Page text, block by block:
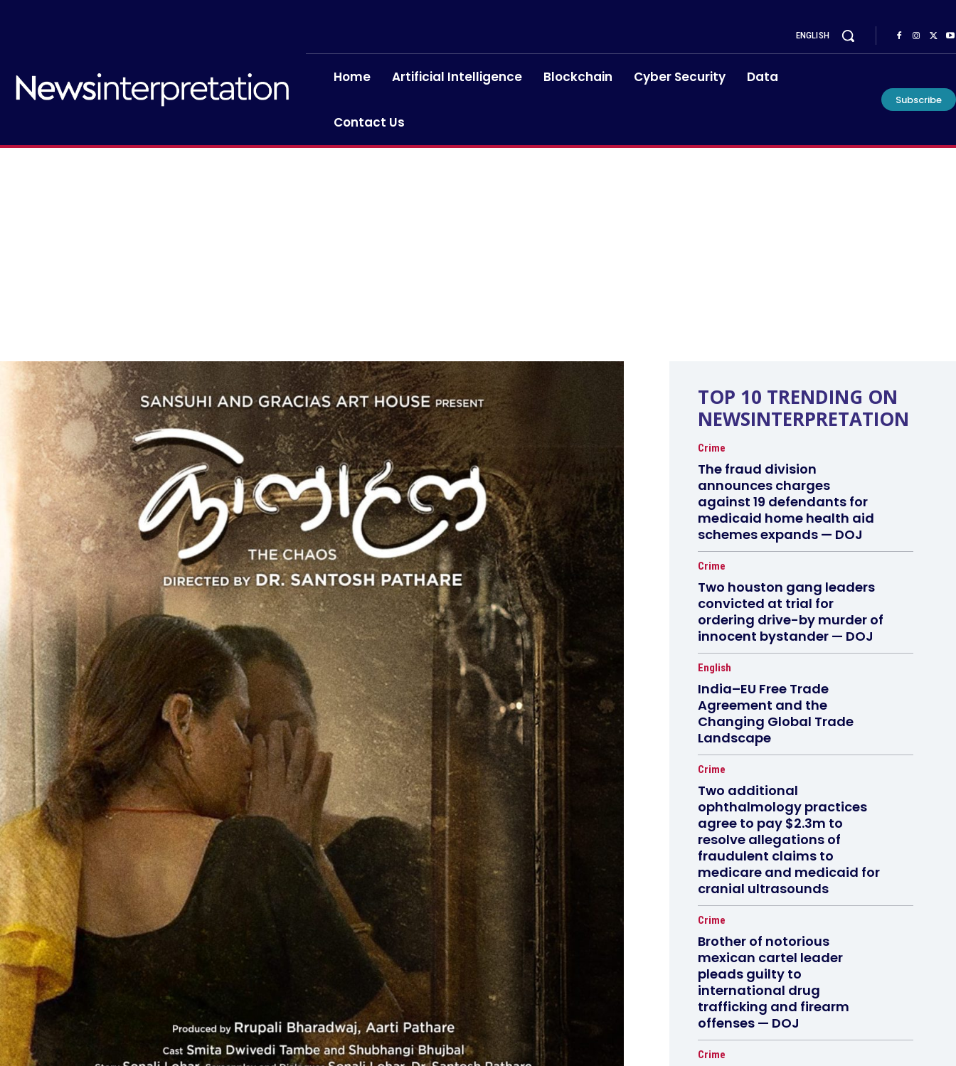
ENGLISH
Home Artificial Intelligence Blockchain Cyber Security Data
Contact Us
Subscribe
TOP 10 TRENDING ON
NEWSINTERPRETATION
Crime
The fraud division
announces charges
against 19 defendants for
medicaid home health aid
schemes expands — DOJ
Crime
Two houston gang leaders
convicted at trial for
ordering drive-by murder of
innocent bystander — DOJ
English
India–EU Free Trade
Agreement and the
Changing Global Trade
Landscape
Crime
Two additional
ophthalmology practices
agree to pay $2.3m to
resolve allegations of
fraudulent claims to
medicare and medicaid for
cranial ultrasounds
Crime
Brother of notorious
mexican cartel leader
pleads guilty to
international drug
trafficking and firearm
offenses — DOJ
Crime